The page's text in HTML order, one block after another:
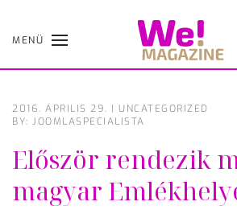
Skip
MENÜ
2016. ÁPRILIS 29. | UNCATEGORIZED
BY: JOOMLASPECIALISTA
Először rendezik
magyar